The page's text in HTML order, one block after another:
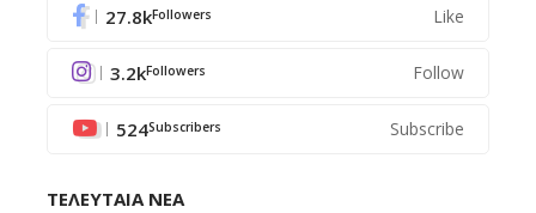
27.8kFollowers Like
3.2kFollowers Follow
524Subscribers Subscribe
ΤΕΛΕΥΤΑΙΑ ΝΕΑ